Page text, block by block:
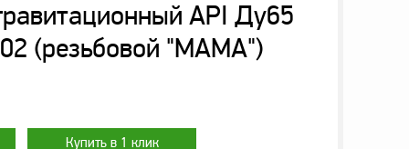
API Ду65
(резьбовой "МАМА")